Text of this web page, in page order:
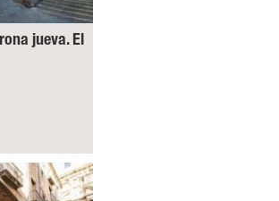
jueva. El